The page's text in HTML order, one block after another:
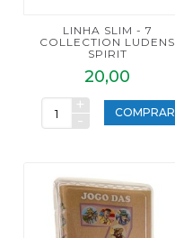
LINHA SLIM - 7
COLLECTION LUDENS
SPIRIT
20,00
+
-
COMPRAR